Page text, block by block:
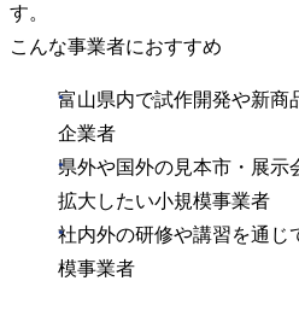
す。
こんな事業者におすすめ
富山県内で試作開発や新商
企業者
県外や国外の見本市・展示
拡大したい小規模事業者
社内外の研修や講習を通じ
模事業者